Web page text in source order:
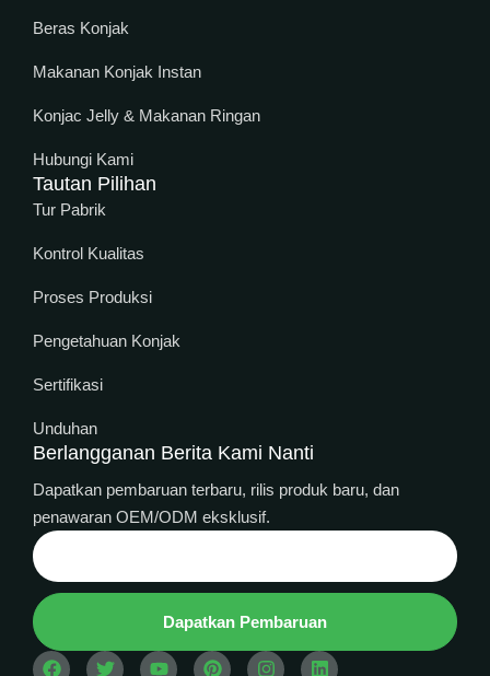
Beras Konjak
Makanan Konjak Instan
Konjac Jelly & Makanan Ringan
Hubungi Kami
Tautan Pilihan
Tur Pabrik
Kontrol Kualitas
Proses Produksi
Pengetahuan Konjak
Sertifikasi
Unduhan
Berlangganan Berita Kami Nanti
Dapatkan pembaruan terbaru, rilis produk baru, dan
penawaran OEM/ODM eksklusif.
Dapatkan Pembaruan
Thai